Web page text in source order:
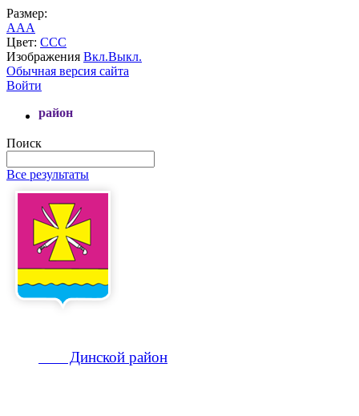
Размер:
AAA
Цвет: CCC
Изображения Вкл.Выкл.
Обычная версия сайта
Войти
Поиск
Все результаты
Динской район